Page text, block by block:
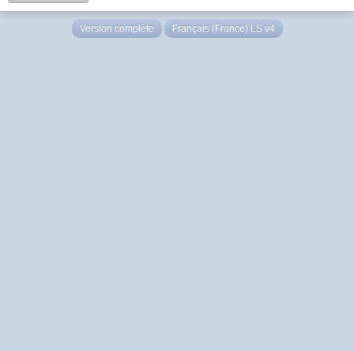
Version complète Français (France) LS v4